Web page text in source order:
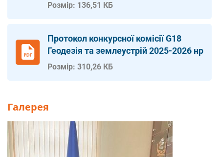
Розмір: 136,51 КБ
Протокол конкурсної комісії G18
Геодезія та землеустрій 2025-2026 нр
Розмір: 310,26 КБ
Галерея